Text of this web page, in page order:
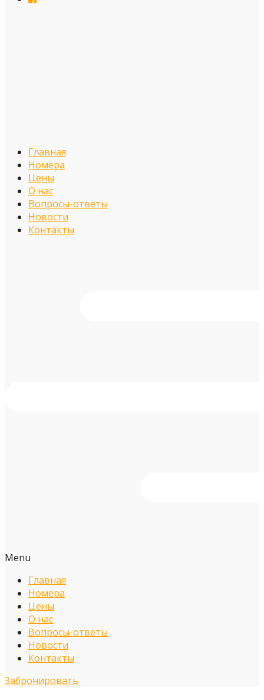
Главная
Номера
Цены
О нас
Вопросы-ответы
Новости
Контакты
Menu
Главная
Номера
Цены
О нас
Вопросы-ответы
Новости
Контакты
Забронировать